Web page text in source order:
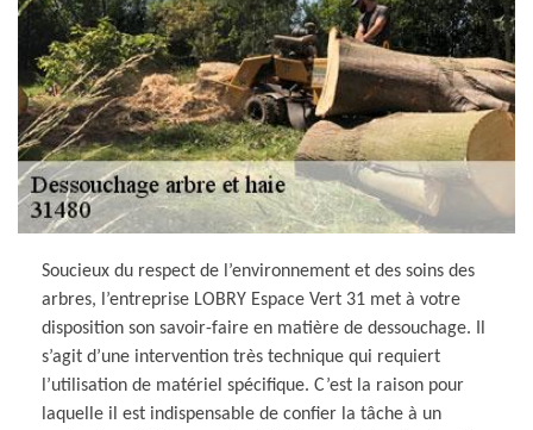
Soucieux du respect de l’environnement et des soins des
arbres, l’entreprise LOBRY Espace Vert 31 met à votre
disposition son savoir-faire en matière de dessouchage. Il
s’agit d’une intervention très technique qui requiert
l’utilisation de matériel spécifique. C’est la raison pour
laquelle il est indispensable de confier la tâche à un